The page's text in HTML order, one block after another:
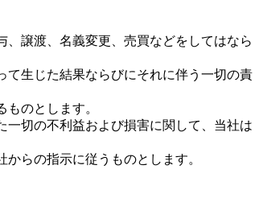
譲渡、名義変更、売買などをしてはなら
生じた結果ならびにそれに伴う一切の責
のとします。
切の不利益および損害に関して、当社は
らの指示に従うものとします。